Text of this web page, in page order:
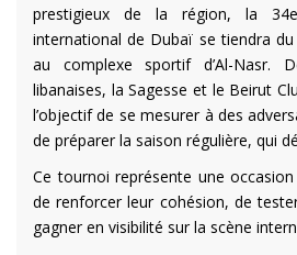
prestigieux de la région, la
international de Dubaï se tiendra
au complexe sportif d’Al-Nasr.
libanaises, la Sagesse et le Beirut
l’objectif de se mesurer à des
de préparer la saison régulière, qui
Ce tournoi représente une
de renforcer leur cohésion, de
gagner en visibilité sur la scène